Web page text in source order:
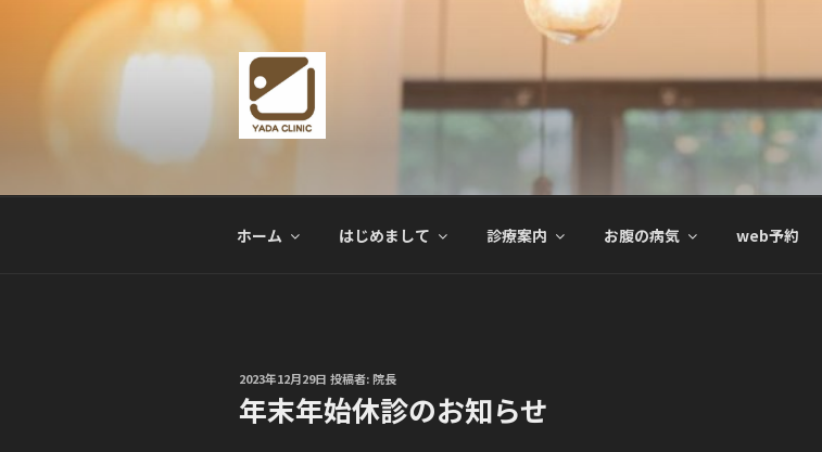
キ
やだ消化器内視鏡クリニック
京都市 山科駅前の「やだ消化器内視鏡クリニック」では、ハイエンド装
「エラストグラフィ」など、最新の検査を楽に正確に受けることができます
ホーム はじめまして 診療案内 お腹の病気 web予約
投
稿
日:
2023年12月29日 投稿者: 院長
年末年始休診のお知らせ